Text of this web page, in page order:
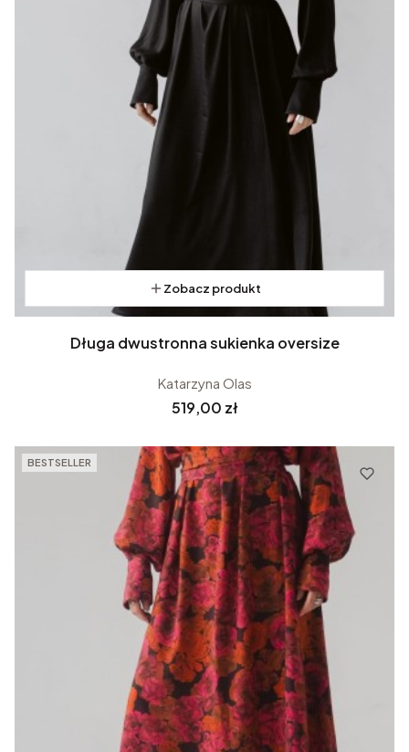
Zobacz produkt
Długa dwustronna sukienka oversize
Katarzyna Olas
Cena
519,00 zł
BESTSELLER